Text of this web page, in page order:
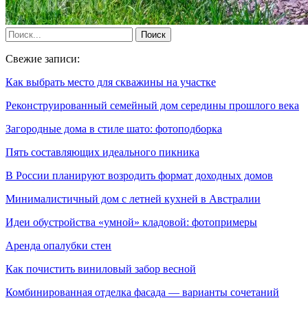
Свежие записи:
Как выбрать место для скважины на участке
Реконструированный семейный дом середины прошлого века
Загородные дома в стиле шато: фотоподборка
Пять составляющих идеального пикника
В России планируют возродить формат доходных домов
Минималистичный дом с летней кухней в Австралии
Идеи обустройства «умной» кладовой: фотопримеры
Аренда опалубки стен
Как почистить виниловый забор весной
Комбинированная отделка фасада — варианты сочетаний